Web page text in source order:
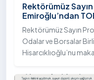
Rektörümüz
Emiroğlu’ndan
Hisarcıklıoğlu’na
Rektörümüz Sayın
Odalar ve Borsalar
Hisarcıklıoğlu’nu
Emiroğlu